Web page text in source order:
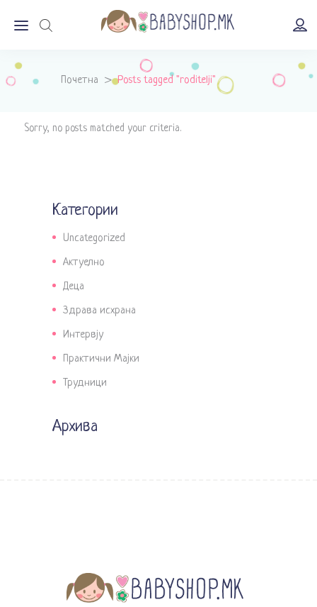
Почетна >Posts tagged "roditelji"
Sorry, no posts matched your criteria.
Категории
Uncategorized
Актуелно
Деца
Здрава исхрана
Интервју
Практични Мајки
Трудници
Архива